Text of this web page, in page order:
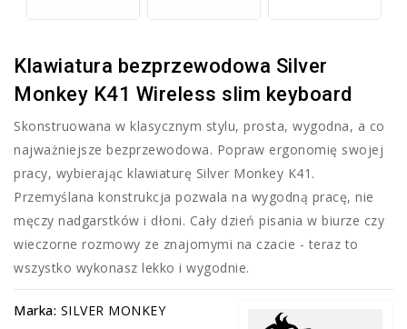
Klawiatura bezprzewodowa Silver
Monkey K41 Wireless slim keyboard
Skonstruowana w klasycznym stylu, prosta, wygodna, a co
najważniejsze bezprzewodowa. Popraw ergonomię swojej
pracy, wybierając klawiaturę Silver Monkey K41.
Przemyślana konstrukcja pozwala na wygodną pracę, nie
męczy nadgarstków i dłoni. Cały dzień pisania w biurze czy
wieczorne rozmowy ze znajomymi na czacie - teraz to
wszystko wykonasz lekko i wygodnie.
Marka: SILVER MONKEY